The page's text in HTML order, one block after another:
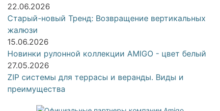
22.06.2026
Старый-новый Тренд: Возвращение вертикальных
жалюзи
15.06.2026
Новинки рулонной коллекции AMIGO - цвет белый
27.05.2026
ZIP системы для террасы и веранды. Виды и
преимущества